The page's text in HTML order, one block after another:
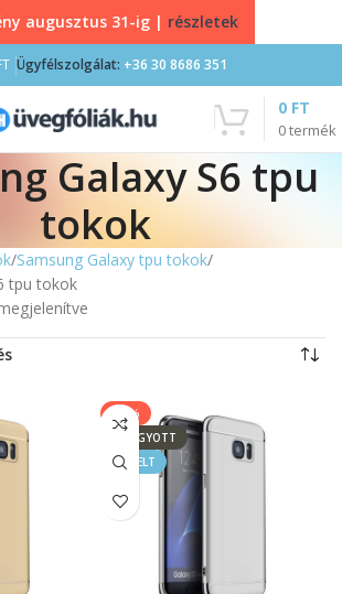
Ügyfélszolgálat: +36 30 8686 351
0termék
0 FT
Galaxy S6 tpu
tokok
Samsung Galaxy tpu tokok
tpu tokok
-14%
ELFOGYOTT
KIEMELT
augusztus 31-ig | részletek